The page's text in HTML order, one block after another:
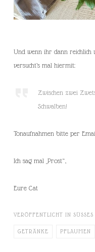
Und wenn ihr dann reichlich
versucht’s mal hiermit:
Zwischen zwei
Schwalben!
Tonaufnahmen bitte per
Ich sag mal „Prost“,
Eure Cat
VERÖFFENTLICHT IN SÜSSES
GETRÄNKE PFLAUMEN